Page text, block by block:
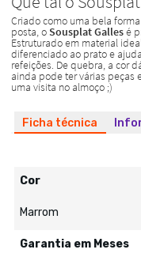
Ficha técnica
Cor
Marrom
Garantia em Meses